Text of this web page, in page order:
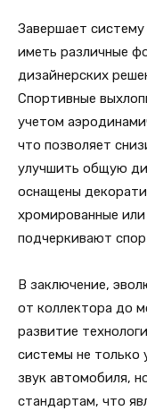
Завершает
иметь различные
дизайнерских
Спортивные
учетом
что позволяет
улучшить общую
оснащены
хромированные
подчеркивают
В заключение,
от коллектора до
развитие
системы не только
звук автомобиля,
стандартам, что